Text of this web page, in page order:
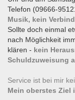
Telefon (09666-
Musik, kein
Sollte doch einmal
nach Möglichkeit
klären - kein
Schuldzuweisung
Service ist bei mir
Mein oberstes Ziel